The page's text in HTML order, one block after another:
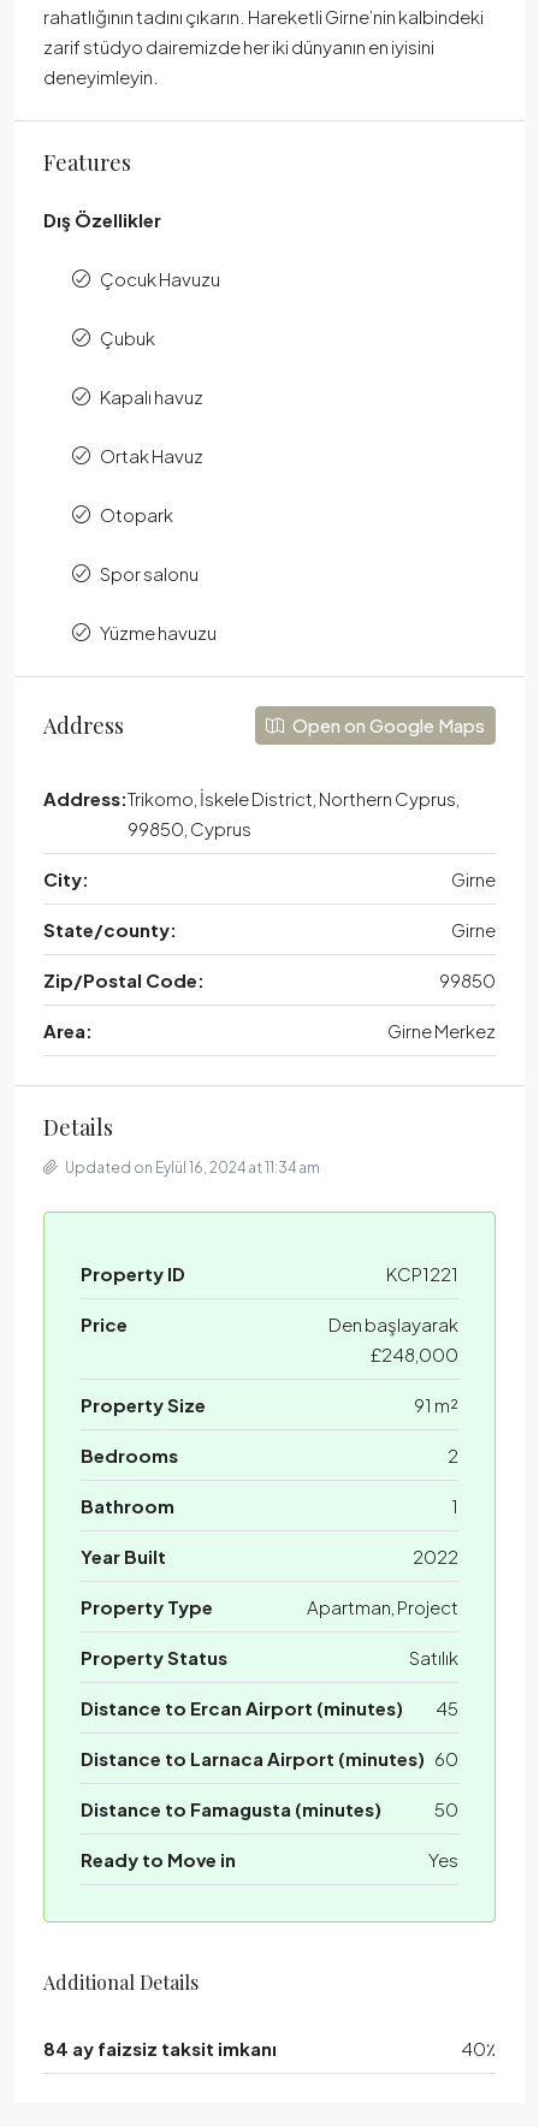
rahatlığının tadını çıkarın. Hareketli Girne’nin kalbindeki
zarif stüdyo dairemizde her iki dünyanın en iyisini
deneyimleyin.
Features
Dış Özellikler
Çocuk Havuzu
Çubuk
Kapalı havuz
Ortak Havuz
Otopark
Spor salonu
Yüzme havuzu
Address Open on Google Maps
Address:Trikomo, İskele District, Northern Cyprus,
99850, Cyprus
City: Girne
State/county: Girne
Zip/Postal Code: 99850
Area: Girne Merkez
Details
Updated on Eylül 16, 2024 at 11:34 am
Property ID KCP1221
Price
Den başlayarak
£248,000
Property Size 91 m²
Bedrooms 2
Bathroom 1
Year Built 2022
Property Type Apartman, Project
Property Status Satılık
Distance to Ercan Airport (minutes) 45
Distance to Larnaca Airport (minutes) 60
Distance to Famagusta (minutes) 50
Ready to Move in Yes
Additional Details
84 ay faizsiz taksit imkanı 40٪